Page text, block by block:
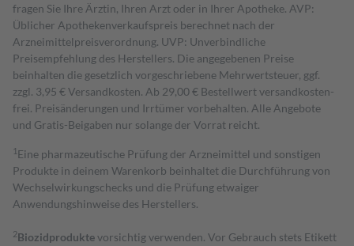
fragen Sie Ihre Ärztin, Ihren Arzt oder in Ihrer Apotheke. AVP:
Üblicher Apothekenverkaufspreis berechnet nach der
Arzneimittelpreisverordnung. UVP: Unverbindliche
Preisempfehlung des Herstellers. Die angegebenen Preise
beinhalten die gesetzlich vorgeschriebene Mehrwertsteuer, ggf.
zzgl. 3,95 € Versandkosten. Ab 29,00 € Bestell­wert versand­kosten­
frei. Preisänderungen und Irrtümer vorbehalten. Alle Angebote
und Gratis-Beigaben nur solange der Vorrat reicht.
1 Eine pharmazeutische Prüfung der Arzneimittel und sonstigen
Produkte in deinem Warenkorb beinhaltet die Durchführung von
Wechselwirkungschecks und die Prüfung etwaiger
Anwendungshinweise des Herstellers.
2Biozidproduktevorsichtig verwenden. Vor Gebrauch stets Etikett